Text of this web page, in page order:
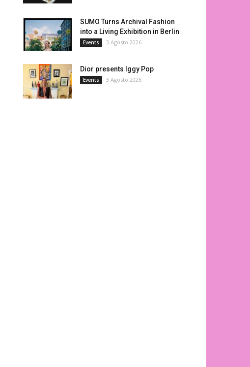
SUMO Turns Archival Fashion
into a Living Exhibition in Berlin
Events 3 Agosto 2026
Dior presents Iggy Pop
Events 3 Agosto 2026